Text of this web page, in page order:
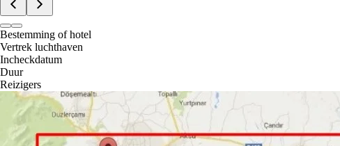
Bestemming of hotel
Vertrek luchthaven
Incheckdatum
Duur
Reizigers